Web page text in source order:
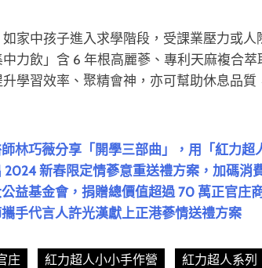
家中孩子進入求學階段，受課業壓力或
力飲」含 6 年根高麗蔘、專利天麻複合
學習效率、聚精會神，亦可幫助休息品質
林巧薇分享「開學三部曲」，用「紅力超
2024 新春限定情蔘意重送禮方案，加碼消
益基金會，捐贈總價值超過 70 萬正官庄
手代言人許光漢獻上正港蔘情送禮方案
庄 紅力超人小小手作營 紅力超人系列